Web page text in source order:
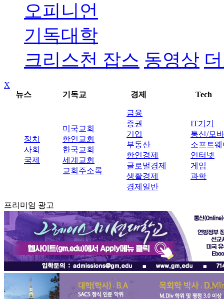
오피니언
기독대학
크리스천 잡스 동영상
X
뉴스
기독교 경제 Tech
정치
사회
국제
미국교회
한인교회
한국교회
세계교회
교회주소록
금융
증권
기업
부동산
한인경제
글로벌경제
생활경제
경제일반
IT기기
통신/모
소프트웨
인터넷
게임
과학
프리미엄 광고